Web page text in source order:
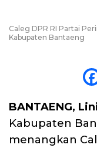
Caleg DPR RI Partai
Kabupaten Bantaeng
BANTAENG,
Kabupaten
menangkan